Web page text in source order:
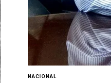
NACIONAL